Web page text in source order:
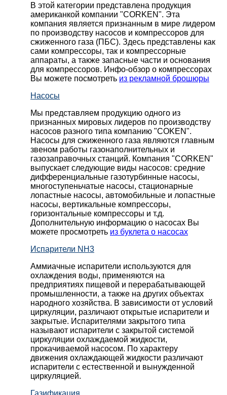
В этой категории представлена продукция
американкой компании "CORKEN". Эта
компания является признанным в мире лидером
по производству насосов и компрессоров для
сжиженного газа (ПБС). Здесь представлены как
сами компрессоры, так и компрессорные
аппараты, а также запасные части и основания
для компрессоров. Инфо-обзор о компрессорах
Вы можете посмотреть из рекламной брошюры
Насосы
Мы представляем продукцию одного из
признанных мировых лидеров по производству
насосов разного типа компанию "COKEN".
Насосы для сжиженного газа являются главным
звеном работы газонаполнительных и
газозаправочных станций. Компания "CORKEN"
выпускает следующие виды насосов: cредние
дифференциальные газотурбинные насосы,
многоступеньчатые насосы, стационарные
лопастные насосы, автомобильные и лопaстные
насосы, вертикальные компрессоры,
горизонтальные компрессоры и т.д.
Дополнительную информацию о насосах Вы
можете просмотреть из буклета о насосах
Испарители NH3
Аммиачные испарители используются для
охлаждения воды, применяются на
предприятиях пищевой и перерабатывающей
промышленности, а также на других объектах
народного хозяйства. В зависимости от условий
циркуляции, различают открытые испарители и
закрытые. Испарителями закрытого типа
называют испарители с закрытой системой
циркуляции охлаждаемой жидкости,
прокачиваемой насосом. По характеру
движения охлаждающей жидкости различают
испарители с естественной и вынужденной
циркуляцией.
Газификация